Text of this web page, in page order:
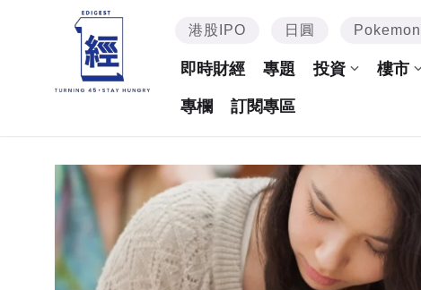
港股IPO 日圓
即時財經 專題 投資 樓市
專欄 訂閱專區